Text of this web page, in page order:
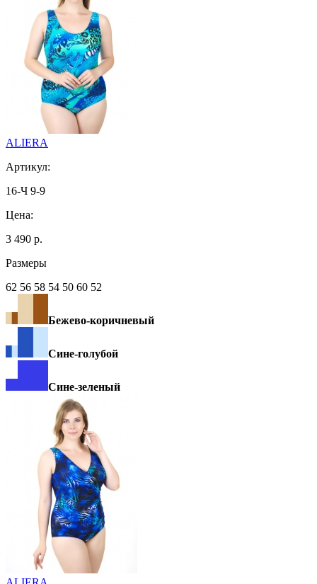
ALIERA
Артикул:
16-Ч 9-9
Цена:
3 490 р.
Размеры
62 56 58 54 50 60 52
Бежево-коричневый
Сине-голубой
Сине-зеленый